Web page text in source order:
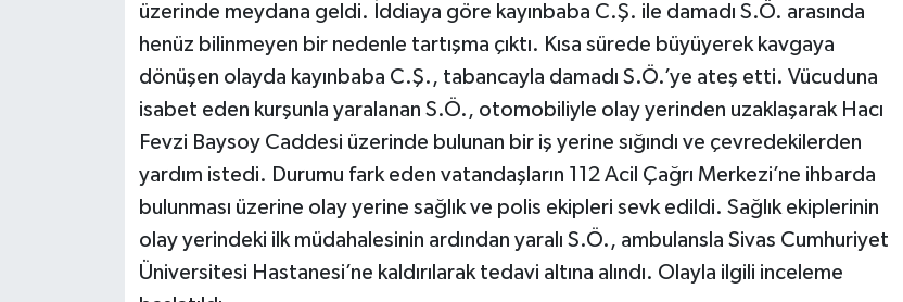
üzerinde meydana geldi. İddiaya göre kayınbaba C.Ş. ile damadı S.Ö. arasında
henüz bilinmeyen bir nedenle tartışma çıktı. Kısa sürede büyüyerek kavgaya
dönüşen olayda kayınbaba C.Ş., tabancayla damadı S.Ö.’ye ateş etti. Vücuduna
isabet eden kurşunla yaralanan S.Ö., otomobiliyle olay yerinden uzaklaşarak Hacı
Fevzi Baysoy Caddesi üzerinde bulunan bir iş yerine sığındı ve çevredekilerden
yardım istedi. Durumu fark eden vatandaşların 112 Acil Çağrı Merkezi’ne ihbarda
bulunması üzerine olay yerine sağlık ve polis ekipleri sevk edildi. Sağlık ekiplerinin
olay yerindeki ilk müdahalesinin ardından yaralı S.Ö., ambulansla Sivas Cumhuriyet
Üniversitesi Hastanesi’ne kaldırılarak tedavi altına alındı. Olayla ilgili inceleme